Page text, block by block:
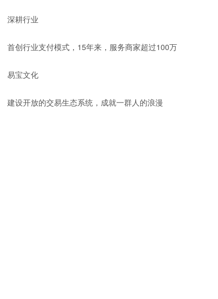
深耕行业
首创行业支付模式，15年来，服务商家超过100万
易宝文化
建设开放的交易生态系统，成就一群人的浪漫